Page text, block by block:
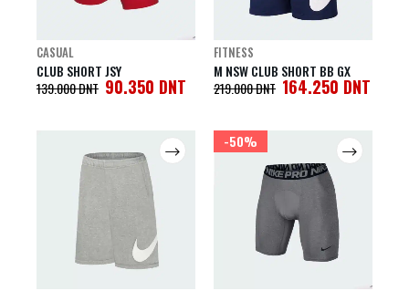
CASUAL
CLUB SHORT JSY
139.000DNT 90.350 DNT
FITNESS
M NSW CLUB SHORT BB GX
219.000DNT 164.250 DNT
-50%